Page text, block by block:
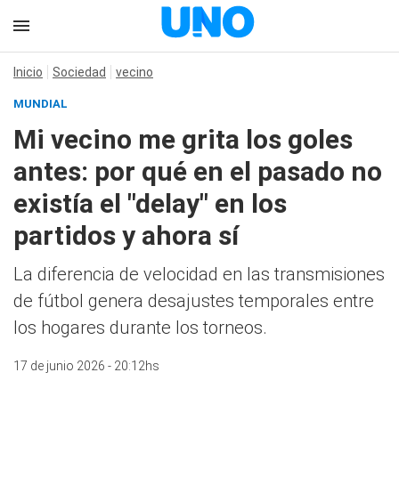
Inicio Sociedad vecino
MUNDIAL
Mi vecino me grita los goles
antes: por qué en el pasado no
existía el "delay" en los
partidos y ahora sí
La diferencia de velocidad en las transmisiones
de fútbol genera desajustes temporales entre
los hogares durante los torneos.
17 de junio 2026 - 20:12hs